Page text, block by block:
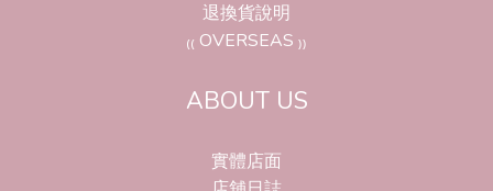
退換貨說明
₍₍ OVERSEAS ₎₎
ABOUT US
實體店面